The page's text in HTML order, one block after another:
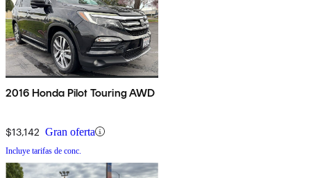
2016 Honda Pilot Touring AWD
$13,142 Gran oferta
Incluye tarifas de conc.